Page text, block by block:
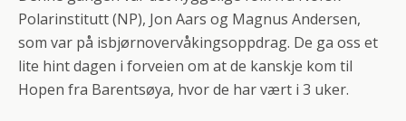
Polarinstitutt (NP), Jon Aars og Magnus Andersen,
som var på isbjørnovervåkingsoppdrag. De ga oss et
lite hint dagen i forveien om at de kanskje kom til
Hopen fra Barentsøya, hvor de har vært i 3 uker.